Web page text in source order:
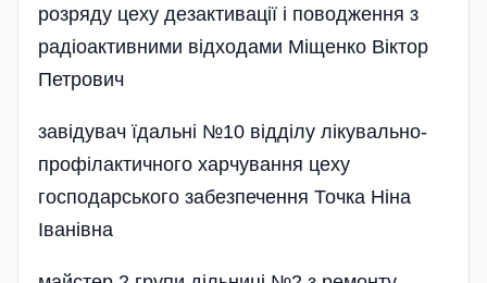
розряду цеху дезактивації і поводження з
радіоактивними відходами Міщенко Віктор
Петрович
завідувач їдальні №10 відділу лікувально-
профілактичного харчування цеху
господарського забезпечення Точка Ніна
Іванівна